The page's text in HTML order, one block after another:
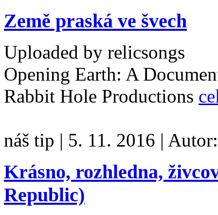
Země praská ve švech
Uploaded by relicsongs
Opening Earth: A
Rabbit Hole Productions
náš tip | 5. 11. 2016 |
Krásno, rozhledna,
Republic)